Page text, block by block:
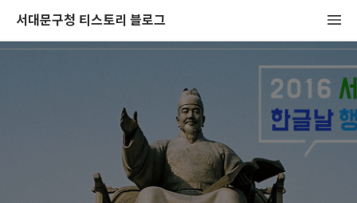
서대문구청 티스토리 블로그